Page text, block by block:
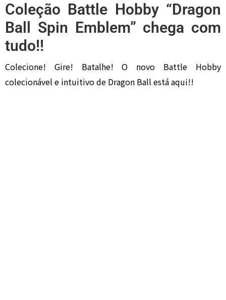
Coleção Battle Hobby “Dragon
Ball Spin Emblem” chega com
tudo!!
Colecione! Gire! Batalhe! O novo Battle Hobby
colecionável e intuitivo de Dragon Ball está aqui!!